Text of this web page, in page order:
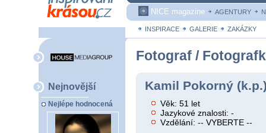
NICE magazine
AGENTURY
INSPIRACE GALERIE ZAKÁZKY
Nejnovější
Nejlépe hodnocená
Fotograf /
Kamil Pokorný
Věk: 51 let
Jazykové znalosti: -
Vzdělání: -- VYBERTE --